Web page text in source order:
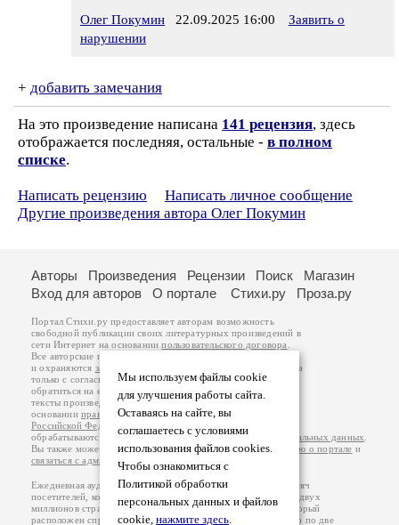
Олег Покумин 22.09.2025 16:00
Заявить о
нарушении
+ добавить замечания
На это произведение написана 141 рецензия, здесь
отображается последняя, остальные - в полном
списке.
Написать рецензию
Написать личное сообщение
Другие произведения автора Олег Покумин
Мы используем файлы cookie
для улучшения работы сайта.
Оставаясь на сайте, вы
соглашаетесь с условиями
использования файлов cookies.
Чтобы ознакомиться с
Политикой обработки
персональных данных и файлов
cookie, нажмите здесь.
Авторы Произведения Рецензии Поиск
Магазин
Вход для авторов
О портале Стихи.ру Проза.ру
Портал Стихи.ру предоставляет авторам возможность
свободной публикации своих литературных произведений в
сети Интернет на основаниипользовательского договора
Все авторские права на произведения принадлежат авторам
и охраняются законом
. Перепечатка произведений возможна
только с согласия его автора, к которому вы можете
обратиться на его авторской странице. Ответственность за
тексты произведений авторы несут самостоятельно на
основанииправил публикацииизаконодательства
Российской Федерации
обрабатываются на основанииПолитики обработки персональных данных
Вы также можете посмотреть более подробнуюинформацию о портале и
связаться с администрацией
Ежедневная аудитория портала Стихи.ру – порядка 200 тысяч
посетителей, которые в общей сумме просматривают более двух
миллионов страниц по данным счетчика посещаемости, который
расположен справа от этого текста. В каждой графе указано по две